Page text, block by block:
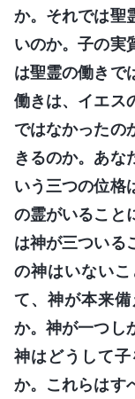
か。それでは聖
いのか。子の実
は聖霊の働きで
働きは、イエス
ではなかったの
きるのか。あな
いう三つの位格
の霊がいること
は神が三ついる
の神はいない
て、神が本来
か。神が一つし
神はどうして
か。これらはす